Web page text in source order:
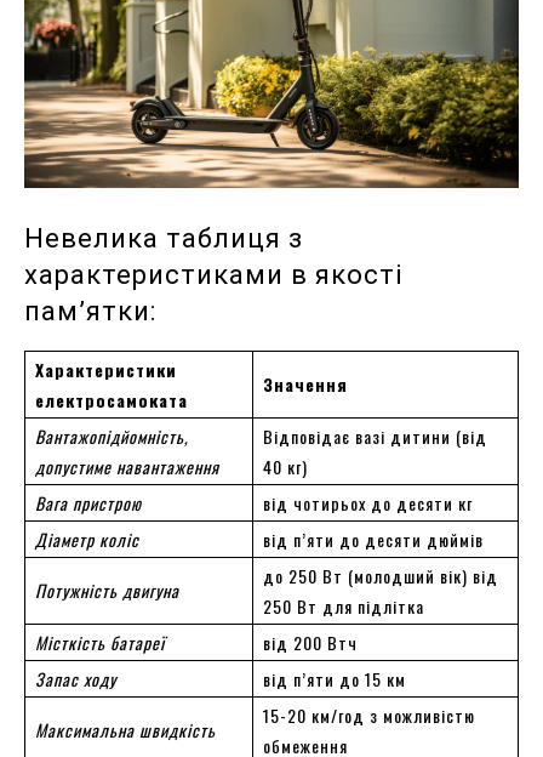
Невелика таблиця з
характеристиками в якості
пам’ятки:
Характеристики
електросамоката
Значення
Вантажопідйомність,
допустиме навантаження
Відповідає вазі дитини (від
40 кг)
Вага пристрою
від чотирьох до десяти кг
Діаметр коліс
від п’яти до десяти дюймів
Потужність двигуна
до 250 Вт (молодший вік) від
250 Вт для підлітка
Місткість батареї
від 200 Втч
Запас ходу
від п’яти до 15 км
Максимальна швидкість
15-20 км/год з можливістю
обмеження